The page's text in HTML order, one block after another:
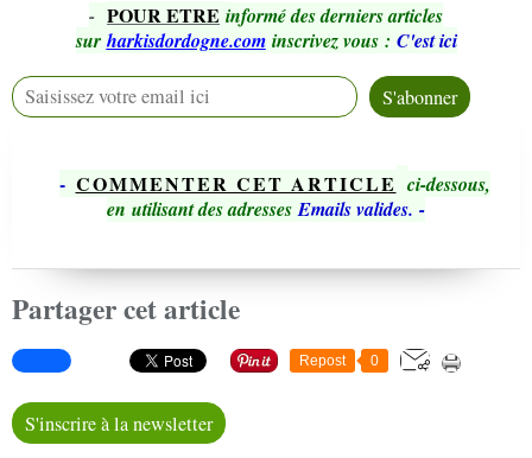
- POUR ETRE informé des derniers articles
sur harkisdordogne.com inscrivez vous : C'est ici
- COMMENTER CET ARTICLE ci-dessous,
en utilisant des adressesEmails valides. -
Partager cet article
Repost 0
S'inscrire à la newsletter